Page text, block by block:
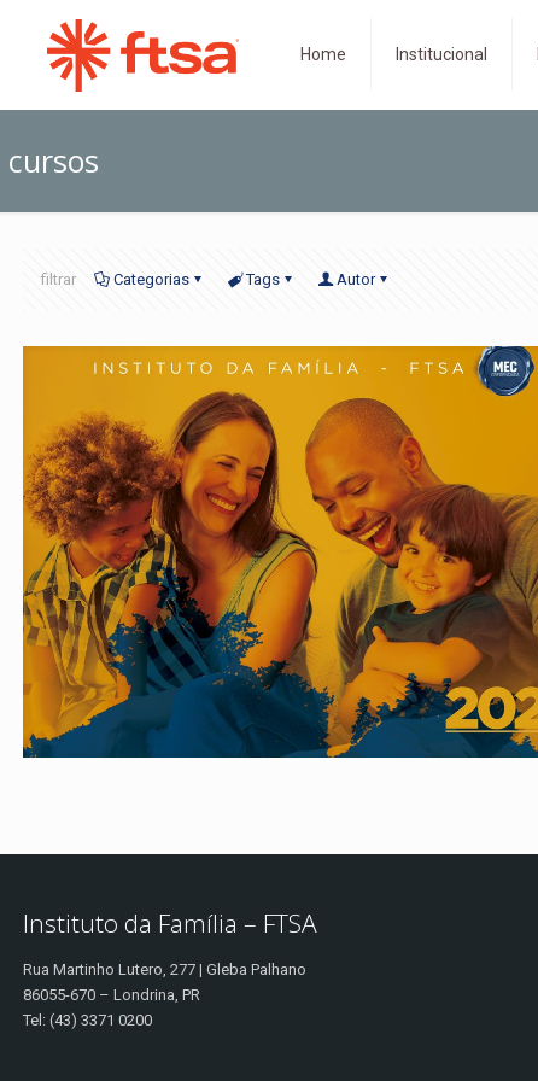
Home Institucional
cursos
filtrar Categorias Tags Autor
Instituto da Família – FTSA
Rua Martinho Lutero, 277 | Gleba Palhano
86055-670 – Londrina, PR
Tel: (43) 3371 0200